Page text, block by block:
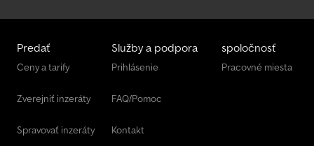
Predať
Ceny a tarify
Zverejniť inzeráty
Spravovať inzeráty
Služby a podpora
Prihlásenie
FAQ/Pomoc
Kontakt
spoločnosť
Pracovné miesta